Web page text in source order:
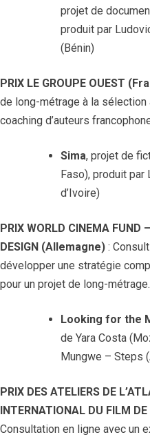
projet de
produit par
(Bénin)
PRIX LE GROUPE OUEST
de long-métrage à la
coaching d’auteurs
Sima, projet de
Faso), produit par
d’Ivoire)
PRIX WORLD CINEMA FUND
DESIGN (Allemagne) :
développer une stratégie
pour un projet de long-métrage.
Looking for the
de Yara Costa
Mungwe – Steps
PRIX DES ATELIERS DE
INTERNATIONAL DU FILM
Consultation en ligne avec un